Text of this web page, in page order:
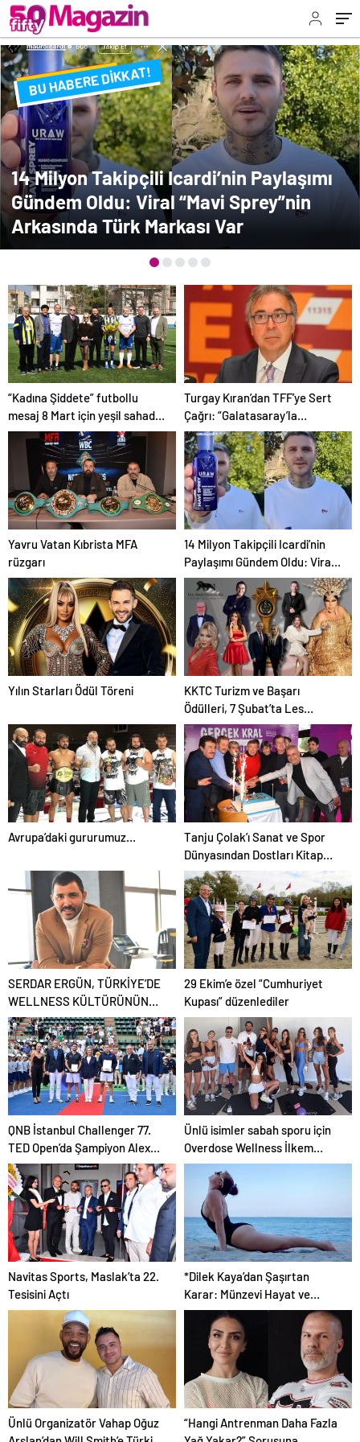
14 Milyon Takipçili Icardi’nin Paylaşımı
Gündem Oldu: Viral “Mavi Sprey”nin
Arkasında Türk Markası Var
SON DAKİKA
FLAŞ FLAŞ...
BU HABERE DİKKAT!
“Kadına Şiddete” futbollu
mesaj 8 Mart için yeşil sahada
buluştular
Turgay Kıran’dan TFF’ye Sert
Çağrı: “Galatasaray’la
Uğraşmak Kimsenin Harcı
Değil”
Yavru Vatan Kıbrista MFA
rüzgarı
14 Milyon Takipçili Icardi’nin
Paylaşımı Gündem Oldu: Viral
“Mavi Sprey”nin Arkasında
Türk Markası Var
Yılın Starları Ödül Töreni
KKTC Turizm ve Başarı
Ödülleri, 7 Şubat’ta Les
Ambassadeurs Hotel’de
düzenleniyor.
Avrupa’daki gururumuz…
Tanju Çolak’ı Sanat ve Spor
Dünyasından Dostları Kitap
Lansmanında Yalnız
Bırakmadı
SERDAR ERGÜN, TÜRKİYE’DE
WELLNESS KÜLTÜRÜNÜN
UZMAN EKİBİ İLE LİDER İSMİ
OLARAK 2025’TE ÜST
SIRALARA ADINI YAZDIRDI
29 Ekim’e özel “Cumhuriyet
Kupası” düzenlediler
QNB İstanbul Challenger 77.
TED Open’da Şampiyon Alex
Molcan oldu
Ünlü isimler sabah sporu için
Overdose Wellness İlkem
Öztürk’ün kampını tercih etti
Navitas Sports, Maslak’ta 22.
Tesisini Açtı
*Dilek Kaya’dan Şaşırtan
Karar: Münzevi Hayat ve
Yoga!*
Ünlü Organizatör Vahap Oğuz
“Hangi Antrenman Daha Fazla